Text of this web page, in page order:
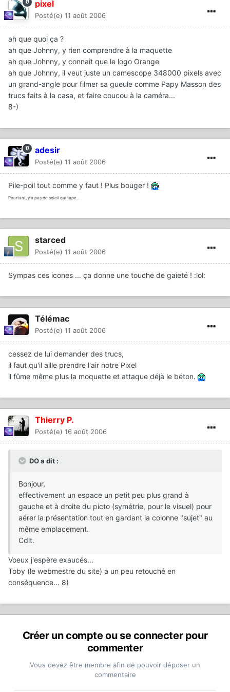
pixel
Posté(e) 11 août 2006
ah que quoi ça ?
ah que Johnny, y rien comprendre à la maquette
ah que Johnny, y connaît que le logo Orange
ah que Johnny, il veut juste un camescope 348000 pixels avec
un grand-angle pour filmer sa gueule comme Papy Masson des
trucs faits à la casa, et faire coucou à la caméra...
8-)
adesir
Posté(e) 11 août 2006
Pile-poil tout comme y faut ! Plus bouger !
Pourtant, y'a pas de soleil qui tape...
starced
Posté(e) 11 août 2006
Sympas ces icones ... ça donne une touche de gaieté ! :lol:
Télémac
Posté(e) 11 août 2006
cessez de lui demander des trucs,
il faut qu'il aille prendre l'air notre Pixel
il fûme même plus la moquette et attaque déjà le béton.
Thierry P.
Posté(e) 16 août 2006
DO a dit :
Bonjour,
effectivement un espace un petit peu plus grand à
gauche et à droite du picto (symétrie, pour le visuel) pour
aérer la présentation tout en gardant la colonne "sujet" au
même emplacement.
Cdlt.
Voeux j'espère exaucés...
Toby (le webmestre du site) a un peu retouché en
conséquence... 8)
Créer un compte ou se connecter pour
commenter
Vous devez être membre afin de pouvoir déposer un
commentaire